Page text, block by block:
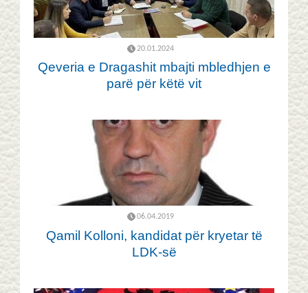
20.01.2024
Qeveria e Dragashit mbajti mbledhjen e
parë për këtë vit
06.04.2019
Qamil Kolloni, kandidat për kryetar të
LDK-së